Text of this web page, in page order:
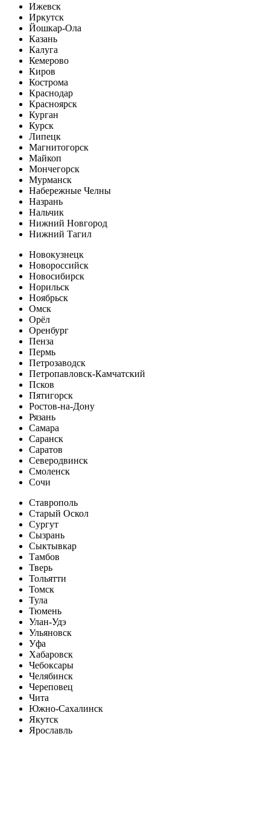
Ижевск
Иркутск
Йошкар-Ола
Казань
Калуга
Кемерово
Киров
Кострома
Краснодар
Красноярск
Курган
Курск
Липецк
Магнитогорск
Майкоп
Мончегорск
Мурманск
Набережные Челны
Назрань
Нальчик
Нижний Новгород
Нижний Тагил
Новокузнецк
Новороссийск
Новосибирск
Норильск
Ноябрьск
Омск
Орёл
Оренбург
Пенза
Пермь
Петрозаводск
Петропавловск-Камчатский
Псков
Пятигорск
Ростов-на-Дону
Рязань
Самара
Саранск
Саратов
Северодвинск
Смоленск
Сочи
Ставрополь
Старый Оскол
Сургут
Сызрань
Сыктывкар
Тамбов
Тверь
Тольятти
Томск
Тула
Тюмень
Улан-Удэ
Ульяновск
Уфа
Хабаровск
Чебоксары
Челябинск
Череповец
Чита
Южно-Сахалинск
Якутск
Ярославль